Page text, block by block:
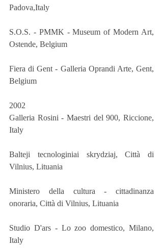
Padova,Italy
S.O.S. - PMMK - Museum of Modern Art,
Ostende, Belgium
Fiera di Gent - Galleria Oprandi Arte, Gent,
Belgium
2002
Galleria Rosini - Maestri del 900, Riccione,
Italy
Balteji tecnologiniai skrydziaj, Città di
Vilnius, Lituania
Ministero della cultura - cittadinanza
onoraria, Città di Vilnius, Lituania
Studio D'ars - Lo zoo domestico, Milano,
Italy